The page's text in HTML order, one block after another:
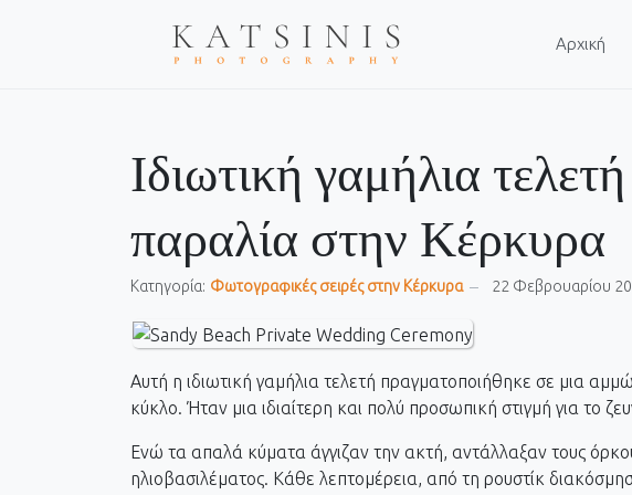
Αρχική
Ιδιωτική γαμήλια
παραλία στην Κέρκυρα
Κατηγορία: Фωτογραφικές σειρές στην Κέρκυρα 22 Φεβρουαρίου
Αυτή η ιδιωτική γαμήλια τελετή πραγματοποιήθηκε σε μια
κύκλο. Ήταν μια ιδιαίτερη και πολύ προσωπική στιγμή για το
Ενώ τα απαλά κύματα άγγιζαν την ακτή, αντάλλαξαν τους
ηλιοβασιλέματος. Κάθε λεπτομέρεια, από τη ρουστίκ